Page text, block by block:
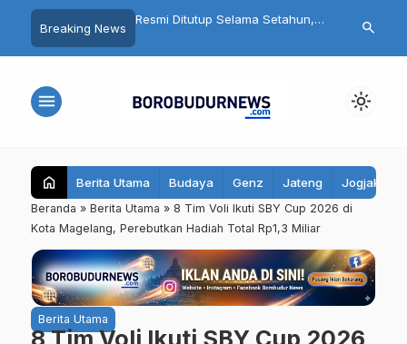
Breaking News
Asal Magelang
Polisi
Resmi Ditutup Selama Setahun,
hingga Punya Atap Lagi
Fantastis!
Juta, Bupati
search
menu light_mode
home Berita Utama Budaya Genz Jateng Jogjakarta
Beranda » Berita Utama » 8 Tim Voli Ikuti SBY Cup 2026 di
Kota Magelang, Perebutkan Hadiah Total Rp1,3 Miliar
Berita Utama
8 Tim Voli Ikuti SBY Cup 2026